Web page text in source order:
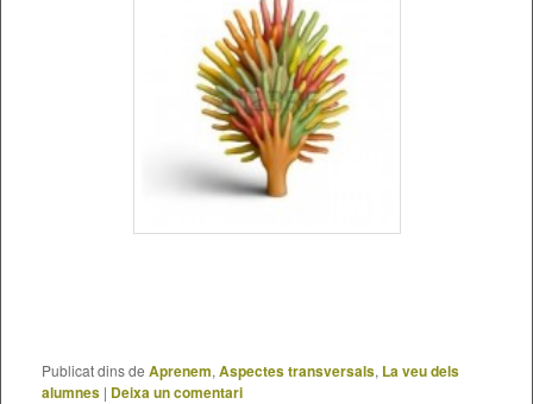
Publicat dins de Aprenem, Aspectes transversals, La veu dels
alumnes | Deixa un comentari